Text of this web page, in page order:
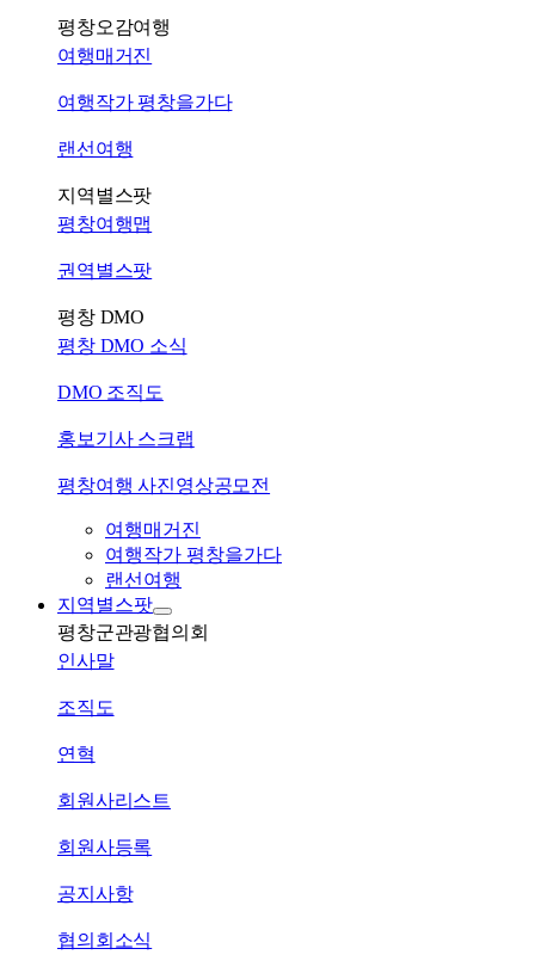
평창오감여행
여행매거진
여행작가 평창을가다
랜선여행
지역별스팟
평창여행맵
권역별스팟
평창 DMO
평창 DMO 소식
DMO 조직도
홍보기사 스크랩
평창여행 사진영상공모전
여행매거진
여행작가 평창을가다
랜선여행
지역별스팟
평창군관광협의회
인사말
조직도
연혁
회원사리스트
회원사등록
공지사항
협의회소식